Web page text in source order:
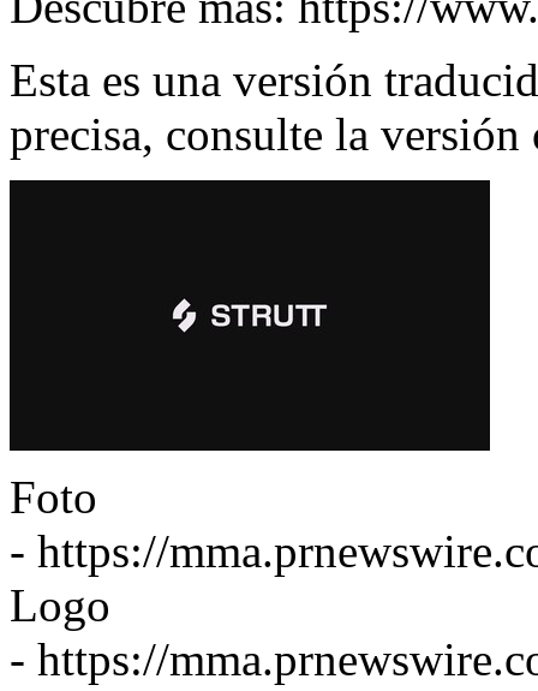
Esta es una versión
precisa, consulte la
Foto
- https://
Logo
- https://